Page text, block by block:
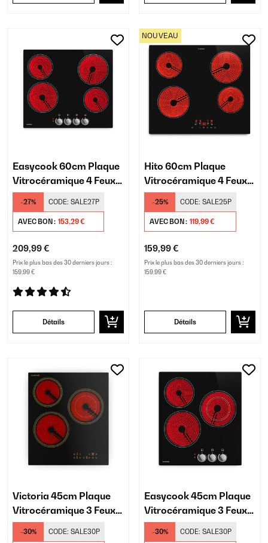
Easycook 60cm Plaque
Vitrocéramique 4 Feux
Noir
-27% CODE: SALE27P
AVEC BON : 153,29 €
209,99 €
Prix le plus bas des 30 derniers jours :
159,99 €
Détails
Hito 60cm Plaque
Vitrocéramique 4 Feux
Noir
-25% CODE: SALE25P
AVEC BON : 119,99 €
159,99 €
Prix le plus bas des 30 derniers jours :
159,99 €
Détails
NOUVEAU
Victoria 45cm Plaque
Vitrocéramique 3 Feux
Noir
-30% CODE: SALE30P
Easycook 45cm Plaque
Vitrocéramique 3 Feux
Noir
-30% CODE: SALE30P